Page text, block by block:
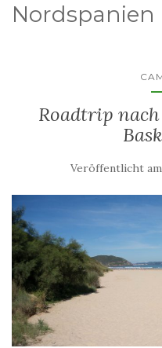
Nordspanien
Roadtrip
Veröffentlicht